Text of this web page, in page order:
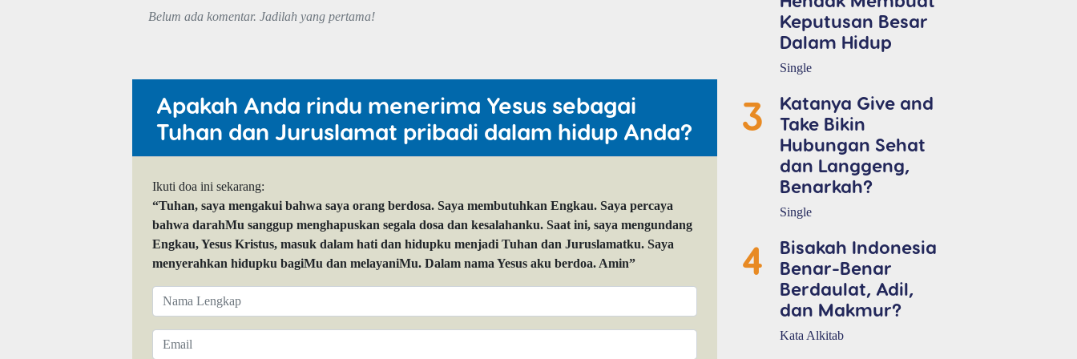
Belum ada komentar. Jadilah yang pertama!
Apakah Anda rindu menerima Yesus sebagai
Tuhan dan Juruslamat pribadi dalam hidup Anda?
Ikuti doa ini sekarang:
“Tuhan, saya mengakui bahwa saya orang berdosa. Saya membutuhkan Engkau. Saya percaya
bahwa darahMu sanggup menghapuskan segala dosa dan kesalahanku. Saat ini, saya mengundang
Engkau, Yesus Kristus, masuk dalam hati dan hidupku menjadi Tuhan dan Juruslamatku. Saya
menyerahkan hidupku bagiMu dan melayaniMu. Dalam nama Yesus aku berdoa. Amin”
Keputusan Besar
Dalam Hidup
Single
3
Katanya Give and
Take Bikin
Hubungan Sehat
dan Langgeng,
Benarkah?
Single
4
Bisakah Indonesia
Benar-Benar
Berdaulat, Adil,
dan Makmur?
Kata Alkitab